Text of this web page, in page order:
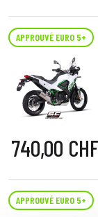
APPROUVÉ EURO 5+
740,00 CHF
APPROUVÉ EURO 5+